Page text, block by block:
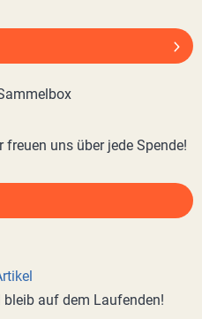
uns über jede Spende!
bleib auf dem Laufenden!